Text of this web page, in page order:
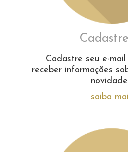
Cadastre seu e-mail
receber informações
saiba